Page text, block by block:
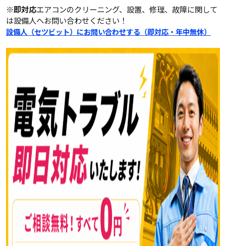
※即対応エアコンのクリーニング、設置、修理、故障に関して
は設備人へお問い合わせください！
設備人（セツビット）にお問い合わせする（即対応・年中無休）